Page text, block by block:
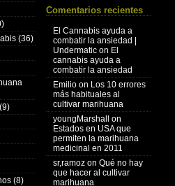
(36)
(8)
Comentarios recientes
El Cannabis ayuda a
combatir la ansiedad |
Undermatic on El
cannabis ayuda a
combatir la ansiedad
Emilio on Los 10 errores
más habituales al
cultivar marihuana
youngMarshall on
Estados en USA que
permiten la marihuana
medicinal en 2011
sr,ramoz on Qué no hay
que hacer al cultivar
marihuana